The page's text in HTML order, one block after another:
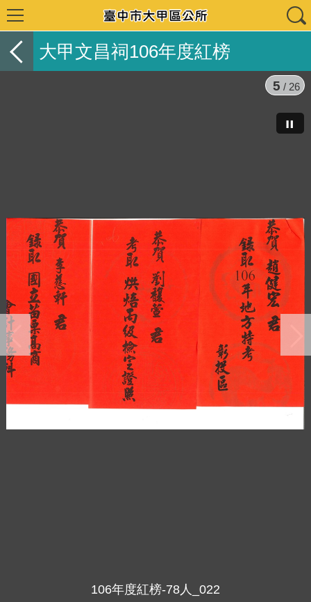
大甲文昌祠106年度紅榜
106年度紅榜-78人_022
5 / 26